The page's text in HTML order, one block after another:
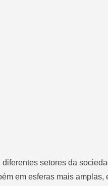
setores da
em esferas mais amplas,